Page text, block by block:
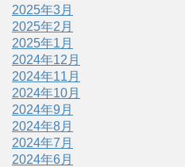
2025年3月
2025年2月
2025年1月
2024年12月
2024年11月
2024年10月
2024年9月
2024年8月
2024年7月
2024年6月